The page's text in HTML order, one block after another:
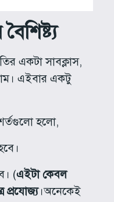
একটা সাবক্লাস,
এইবার একটু
হলো,
(এইটা কেবল
প্রযোজ্য।অনেকেই